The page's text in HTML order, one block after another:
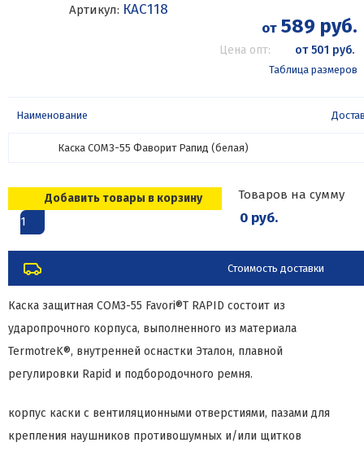
Артикул: КАС118
от589 руб.
Цена опт: от 501 руб.
Таблица размеров
Наименование
Каска СОМЗ-55 Фаворит Рапид (белая)
Добавить товары в корзину
1
Товаров на сумму
0 руб.
Стоимость доставки
Каска защитная СОМЗ-55 Favori®T RAPID состоит из
ударопрочного корпуса, выполненного из материала
TermotreK®, внутренней оснастки Эталон, плавной
регулировки Rapid и подбородочного ремня.
корпус каски с вентиляционными отверстиями, пазами для
крепления наушников противошумных и/или щитков